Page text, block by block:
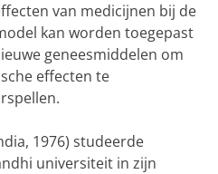
van medicijnen bij de
kan worden toegepast
geneesmiddelen om
effecten te
1976) studeerde
universiteit in zijn